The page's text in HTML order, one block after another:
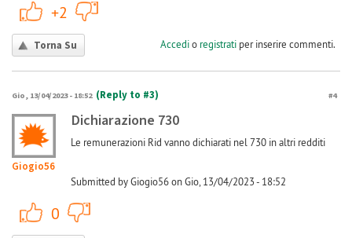
+2
Torna Su Accedio registratiper inserire commenti.
Gio, 13/04/2023 - 18:52 (Reply to #3) #4
Giogio56
Dichiarazione 730
Le remunerazioni Rid vanno dichiarati nel 730 in altri redditi
Submitted by Giogio56 on Gio, 13/04/2023 - 18:52
0